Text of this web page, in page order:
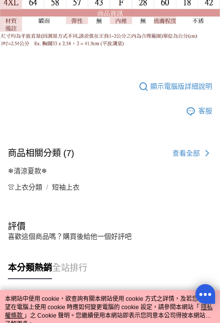
顯示電腦版詳細說明
客服
商品相關分類 (7) 查看全部
❄清涼夏款❄
👚上衣分類 短袖上衣
評價
喜歡這個商品嗎？購買後給他一個好評吧
本分類熱銷全站排行
熱門標籤
本網站中使用 cookie，欲查詢有關本網站使用 cookie 方式之詳情，及若您不希
望在電腦上使用 cookie 時應如何變更電腦的 cookie 設定，請參閱本網站「 隱私
權條款 」之 Cookie 聲明。您繼續使用本網站即表示您同意本公司得按本網站使